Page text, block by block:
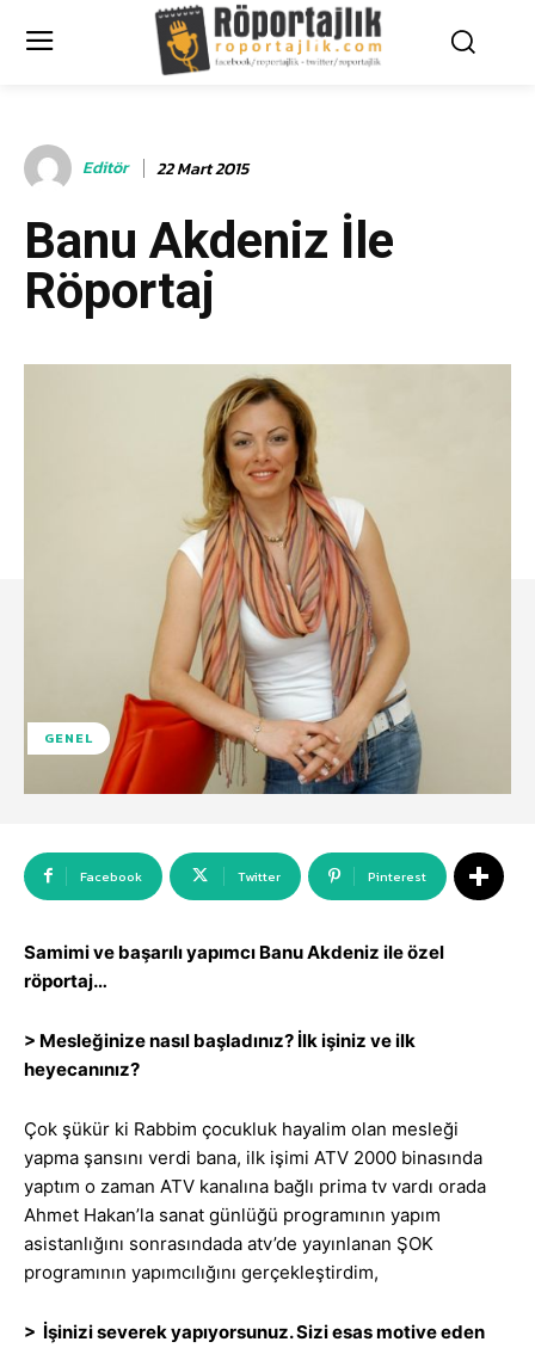
Editör 22 Mart 2015
Banu Akdeniz İle
Röportaj
GENEL
Facebook Twitter Pinterest
Samimi ve başarılı yapımcı Banu Akdeniz ile özel
röportaj…
> Mesleğinize nasıl başladınız? İlk işiniz ve ilk
heyecanınız?
Çok şükür ki Rabbim çocukluk hayalim olan mesleği
yapma şansını verdi bana, ilk işimi ATV 2000 binasında
yaptım o zaman ATV kanalına bağlı prima tv vardı orada
Ahmet Hakan’la sanat günlüğü programının yapım
asistanlığını sonrasındada atv’de yayınlanan ŞOK
programının yapımcılığını gerçekleştirdim,
> İşinizi severek yapıyorsunuz. Sizi esas motive eden